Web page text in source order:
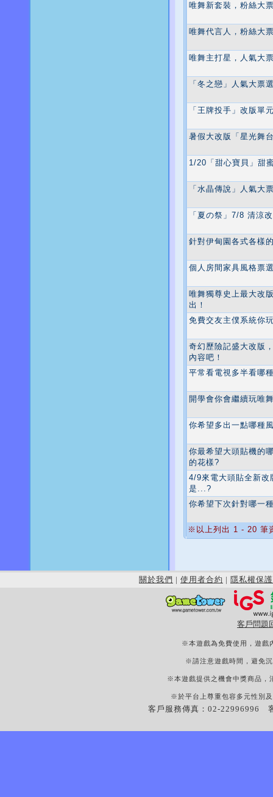
唯舞新套裝，粉絲大
唯舞代言人，粉絲大
唯舞主打星，人氣大
「冬之戀」人氣大票
「王牌投手」改版單
暑假大改版「星光舞
1/20「甜心寶貝」甜
「水晶傳說」人氣大
「夏の祭」7/8 清涼
針對伊甸園各式各樣
個人房間家具風格票
唯舞獨尊史上最大改
出！
免費交友主僕系統你
奇幻歷險記盛大改版
內容吧！
平常看電視多半看哪
開學會你會繼續玩唯
你希望多出一點哪種
你最希望大頭貼機的
的花樣?
4/9來電大頭貼全新改
是...?
你希望下次針對哪一
※以上列出 1 - 20 筆
關於我們 | 使用者合約 | 隱私權保護
客戶問題
※本遊戲為免費使用，遊戲
※請注意遊戲時間，避免
※本遊戲提供之機會中獎商品，
※於平台上尊重包容多元性別
客戶服務傳真：02-22996996